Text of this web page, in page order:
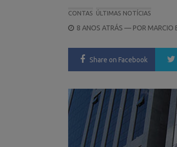
CONTAS ÚLTIMAS NOTÍCIAS
POSTED
8 ANOS ATRÁS — POR MARCIO
Share on Facebook